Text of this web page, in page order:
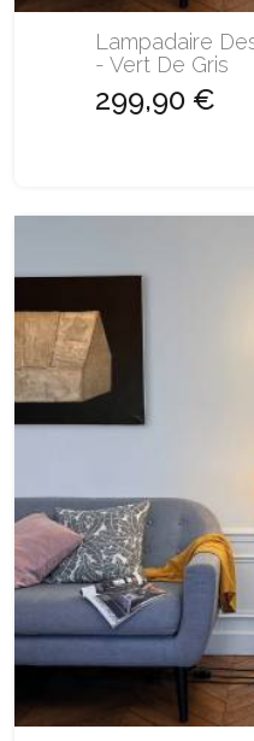
Lampadaire
- Vert De Gris
299,90 €